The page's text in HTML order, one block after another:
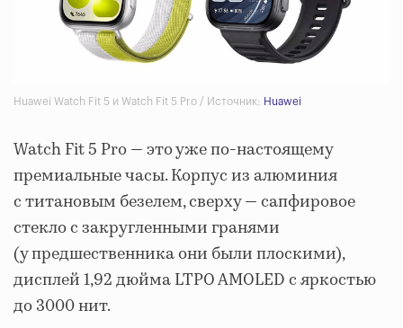
Huawei Watch Fit 5 и Watch Fit 5 Pro / Источник: Huawei
Watch Fit 5 Pro — это уже по-настоящему
премиальные часы. Корпус из алюминия
с титановым безелем, сверху — сапфировое
стекло с закругленными гранями
(у предшественника они были плоскими),
дисплей 1,92 дюйма LTPO AMOLED с яркостью
до 3000 нит.